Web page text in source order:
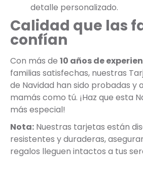
detalle personalizado.
Calidad que las
confían
Con más de 10 años de
familias satisfechas, nuestras
de Navidad han sido probadas y
mamás como tú. ¡Haz que esta
más especial!
Nota: Nuestras tarjetas están
resistentes y duraderas,
regalos lleguen intactos a tus